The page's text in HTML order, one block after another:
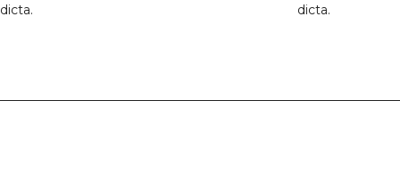
dicta.
dicta.